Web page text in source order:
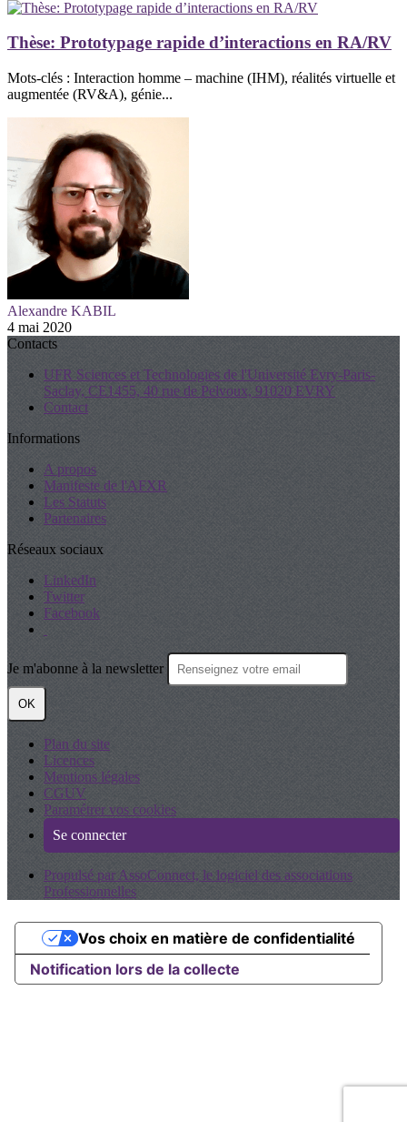
Thèse: Prototypage rapide d’interactions en RA/RV
Mots-clés : Interaction homme – machine (IHM), réalités virtuelle et
augmentée (RV&A), génie...
Alexandre KABIL
4 mai 2020
Contacts
UFR Sciences et Technologies de l'Université Evry-Paris-
Saclay, CE1455, 40 rue de Pelvoux, 91020 EVRY
Contact
Informations
A propos
Manifeste de l'AFXR
Les Statuts
Partenaires
Réseaux sociaux
LinkedIn
Twitter
Facebook
Je m'abonne à la newsletter
OK
Plan du site
Licences
Mentions légales
CGUV
Paramétrer vos cookies
Se connecter
Propulsé par AssoConnect, le logiciel des associations
Professionnelles
Notification lors de la collecte
Vos choix en matière de confidentialité